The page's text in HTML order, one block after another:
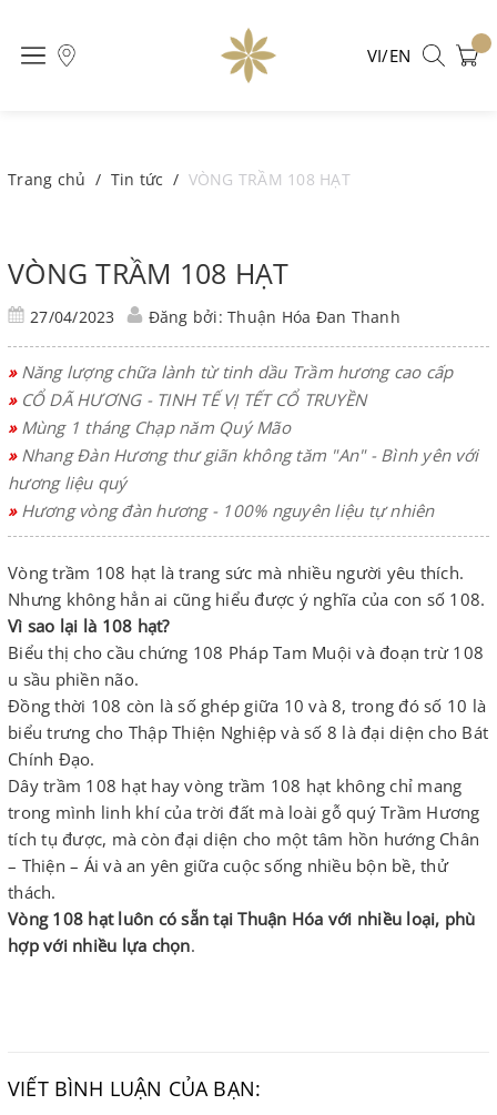
VI/EN
Trang chủ / Tin tức / VÒNG TRẦM 108 HẠT
VÒNG TRẦM 108 HẠT
27/04/2023 Đăng bởi: Thuận Hóa Đan Thanh
»Năng lượng chữa lành từ tinh dầu Trầm hương cao cấp
»CỔ DÃ HƯƠNG - TINH TẾ VỊ TẾT CỔ TRUYỀN
»Mùng 1 tháng Chạp năm Quý Mão
»Nhang Đàn Hương thư giãn không tăm "An" - Bình yên với
hương liệu quý
»Hương vòng đàn hương - 100% nguyên liệu tự nhiên
Vòng trầm 108 hạt là trang sức mà nhiều người yêu thích.
Nhưng không hẳn ai cũng hiểu được ý nghĩa của con số 108.
Vì sao lại là 108 hạt?
Biểu thị cho cầu chứng 108 Pháp Tam Muội và đoạn trừ 108
u sầu phiền não.
Đồng thời 108 còn là số ghép giữa 10 và 8, trong đó số 10 là
biểu trưng cho Thập Thiện Nghiệp và số 8 là đại diện cho Bát
Chính Đạo.
Dây trầm 108 hạt hay vòng trầm 108 hạt không chỉ mang
trong mình linh khí của trời đất mà loài gỗ quý Trầm Hương
tích tụ được, mà còn đại diện cho một tâm hồn hướng Chân
– Thiện – Ái và an yên giữa cuộc sống nhiều bộn bề, thử
thách.
Vòng 108 hạt luôn có sẵn tại Thuận Hóa với nhiều loại, phù
hợp với nhiều lựa chọn.
VIẾT BÌNH LUẬN CỦA BẠN: